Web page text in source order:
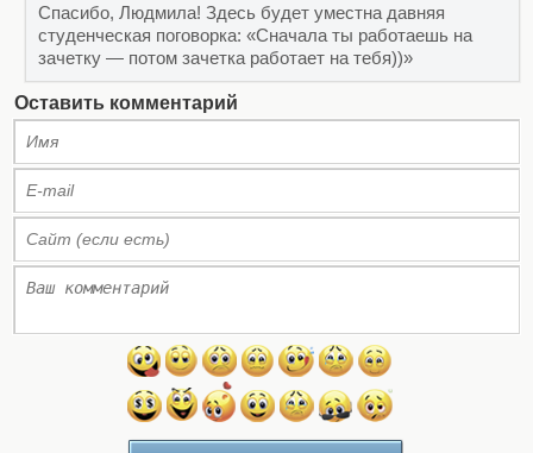
Спасибо, Людмила! Здесь будет уместна давняя
студенческая поговорка: «Сначала ты работаешь на
зачетку — потом зачетка работает на тебя))»
Оставить комментарий